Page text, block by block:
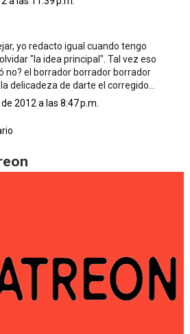
yo redacto igual cuando tengo
"la idea principal". Tal vez eso
no? el borrador borrador borrador
delicadeza de darte el corregido...
2012 a las 8:47 p.m.